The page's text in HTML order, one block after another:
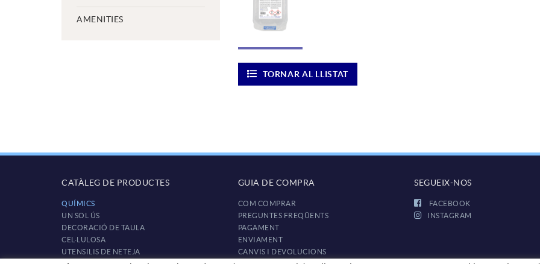
AMENITIES
TORNAR AL LLISTAT
CATÀLEG DE PRODUCTES
QUÍMICS
UN SOL ÚS
DECORACIÓ DE TAULA
CEL·LULOSA
UTENSILIS DE NETEJA
GUIA DE COMPRA
COM COMPRAR
PREGUNTES FREQÜENTS
PAGAMENT
ENVIAMENT
CANVIS I DEVOLUCIONS
SEGUEIX-NOS
FACEBOOK
INSTAGRAM